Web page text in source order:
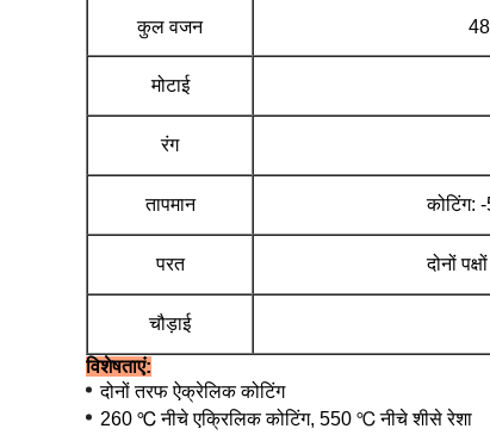
कुल वजन
मोटाई
रंग
तापमान
परत दोनों
चौड़ाई
विशेषताएं:
दोनों तरफ ऐक्रेलिक कोटिंग
260 ℃ नीचे एक्रिलिक कोटिंग, 550 ℃ नीचे शीसे रेशा